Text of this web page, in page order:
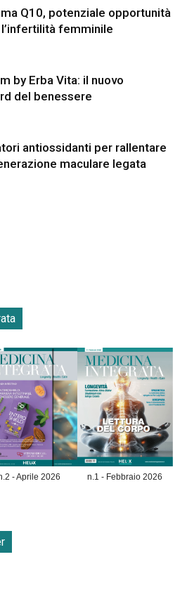
Q10, potenziale opportunità
femminile
by Erba Vita: il nuovo
del benessere
antiossidanti per rallentare
maculare legata
- Aprile 2026 n.1 - Febbraio 2026